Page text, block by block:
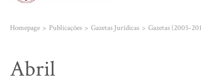
Homepage Publicações Gazetas Jurídicas Gazetas (2005-
Abril